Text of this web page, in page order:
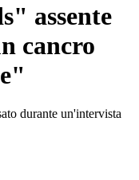
assente
cancro
durante un'intervista